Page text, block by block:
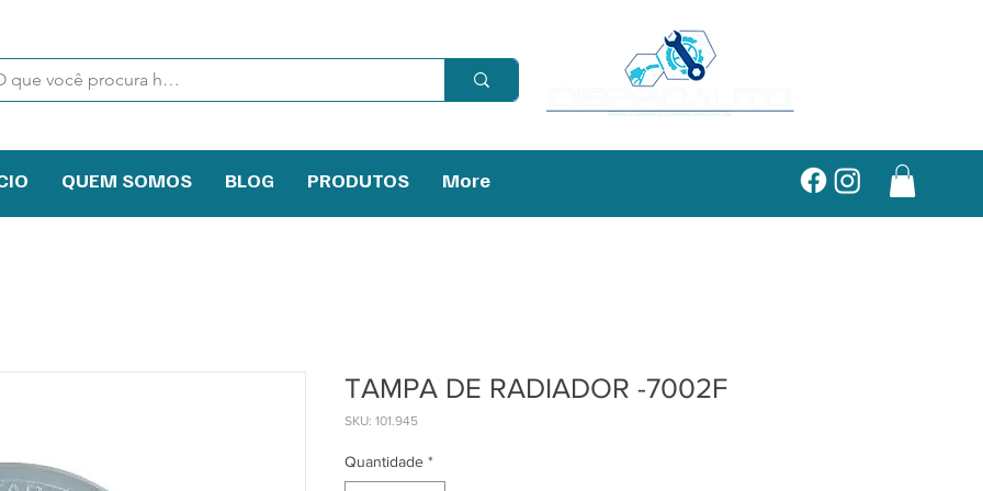
QUEM SOMOS BLOG PRODUTOS More
TAMPA DE RADIADOR -7002F
SKU: 101.945
Quantidade *